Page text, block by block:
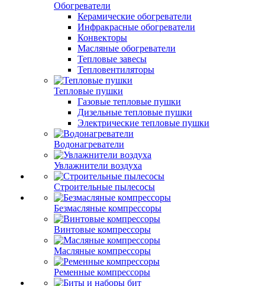
Обогреватели
Керамические обогреватели
Инфракрасные обогреватели
Конвекторы
Масляные обогреватели
Тепловые завесы
Тепловентиляторы
Тепловые пушки
Газовые тепловые пушки
Дизельные тепловые пушки
Электрические тепловые пушки
Водонагреватели
Увлажнители воздуха
Строительные пылесосы
Безмасляные компрессоры
Винтовые компрессоры
Масляные компрессоры
Ременные компрессоры